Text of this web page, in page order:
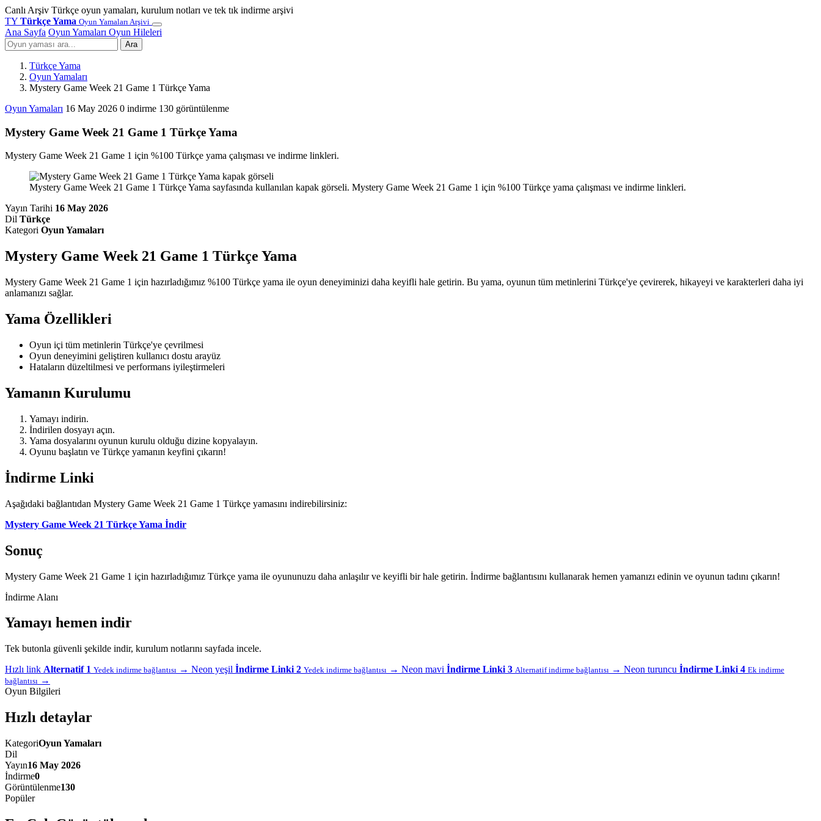
Canlı Arşiv Türkçe oyun yamaları, kurulum notları ve tek tık indirme arşivi
TY Türkçe Yama Oyun Yamaları Arşivi
Ana Sayfa Oyun Yamaları Oyun Hileleri
Ara
Türkçe Yama
Oyun Yamaları
Mystery Game Week 21 Game 1 Türkçe Yama
Oyun Yamaları 16 May 2026 0 indirme 130 görüntülenme
Mystery Game Week 21 Game 1 Türkçe Yama
Mystery Game Week 21 Game 1 için %100 Türkçe yama çalışması ve indirme linkleri.
Mystery Game Week 21 Game 1 Türkçe Yama sayfasında kullanılan kapak görseli. Mystery Game Week 21 Game 1 için %100 Türkçe yama çalışması ve indirme linkleri.
Yayın Tarihi 16 May 2026
Dil Türkçe
Kategori Oyun Yamaları
Mystery Game Week 21 Game 1 Türkçe Yama
Mystery Game Week 21 Game 1 için hazırladığımız %100 Türkçe yama ile oyun deneyiminizi daha keyifli hale getirin. Bu yama, oyunun tüm metinlerini Türkçe'ye çevirerek, hikayeyi ve karakterleri daha iyi
anlamanızı sağlar.
Yama Özellikleri
Oyun içi tüm metinlerin Türkçe'ye çevrilmesi
Oyun deneyimini geliştiren kullanıcı dostu arayüz
Hataların düzeltilmesi ve performans iyileştirmeleri
Yamanın Kurulumu
Yamayı indirin.
İndirilen dosyayı açın.
Yama dosyalarını oyunun kurulu olduğu dizine kopyalayın.
Oyunu başlatın ve Türkçe yamanın keyfini çıkarın!
İndirme Linki
Aşağıdaki bağlantıdan Mystery Game Week 21 Game 1 Türkçe yamasını indirebilirsiniz:
Mystery Game Week 21 Türkçe Yama İndir
Sonuç
Mystery Game Week 21 Game 1 için hazırladığımız Türkçe yama ile oyununuzu daha anlaşılır ve keyifli bir hale getirin. İndirme bağlantısını kullanarak hemen yamanızı edinin ve oyunun tadını çıkarın!
İndirme Alanı
Yamayı hemen indir
Tek butonla güvenli şekilde indir, kurulum notlarını sayfada incele.
Hızlı link Alternatif 1 Yedek indirme bağlantısı → Neon yeşil İndirme Linki 2 Yedek indirme bağlantısı → Neon mavi İndirme Linki 3 Alternatif indirme bağlantısı → Neon turuncu İndirme Linki 4 Ek indirme
bağlantısı →
Oyun Bilgileri
Hızlı detaylar
KategoriOyun Yamaları
Dil
Yayın16 May 2026
İndirme0
Görüntülenme130
Popüler